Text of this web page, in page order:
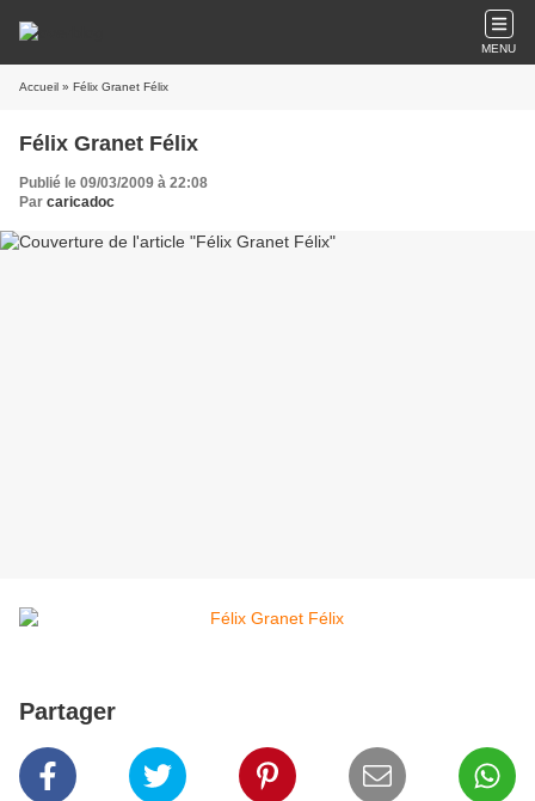
MENU
Accueil » Félix Granet Félix
Félix Granet Félix
Publié le 09/03/2009 à 22:08
Par caricadoc
Partager